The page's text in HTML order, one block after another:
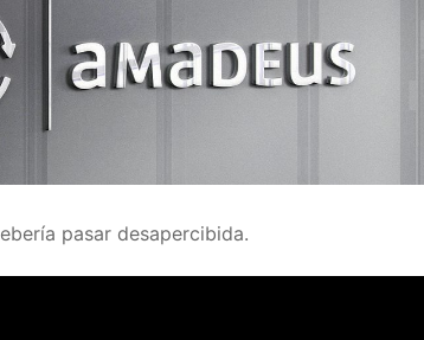
pasar desapercibida.